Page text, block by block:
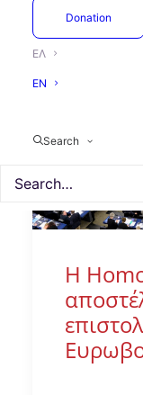
Donation
ΕΛ
EN
Search
Η